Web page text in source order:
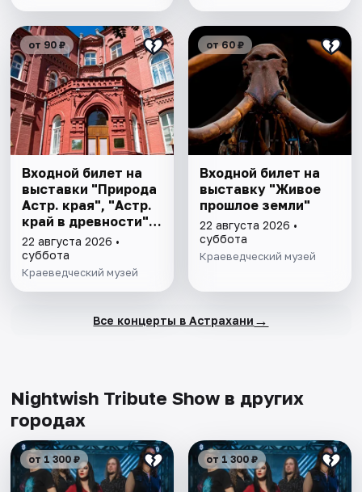
от 90 ₽
Входной билет на
выставки "Природа
Астр. края", "Астр.
край в древности",
"Заселение Астр.
края"
22 августа 2026 •
суббота
Краеведческий музей
от 60 ₽
Входной билет на
выставку "Живое
прошлое земли"
22 августа 2026 •
суббота
Краеведческий музей
Все концерты в Астрахани →
Nightwish Tribute Show в других
городах
от 1 300 ₽ от 1 300 ₽